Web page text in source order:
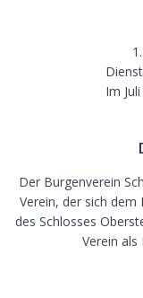
Im
Der Burgenverein
Verein, der sich
des Schlosses
Verein als